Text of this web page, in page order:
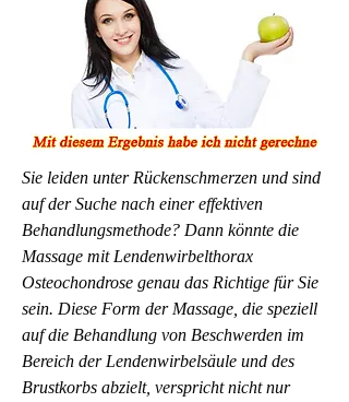
Sie leiden unter Rückenschmerzen und sind
auf der Suche nach einer effektiven
Behandlungsmethode? Dann könnte die
Massage mit Lendenwirbelthorax
Osteochondrose genau das Richtige für Sie
sein. Diese Form der Massage, die speziell
auf die Behandlung von Beschwerden im
Bereich der Lendenwirbelsäule und des
Brustkorbs abzielt, verspricht nicht nur